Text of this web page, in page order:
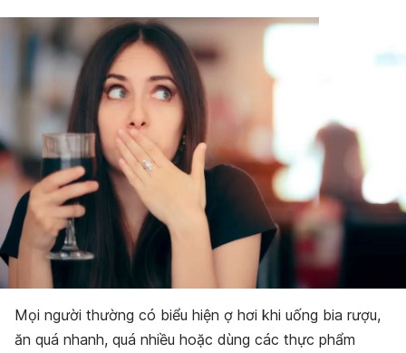
Mọi người thường có biểu hiện ợ hơi khi uống bia rượu,
ăn quá nhanh, quá nhiều hoặc dùng các thực phẩm